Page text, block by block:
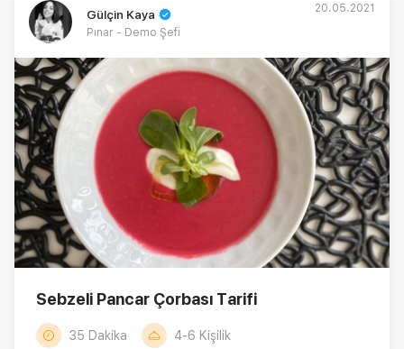
Gülçin Kaya
Pınar - Demo Şefi
20.05.2021
Sebzeli Pancar Çorbası Tarifi
35 Dakika 4-6 Kişilik